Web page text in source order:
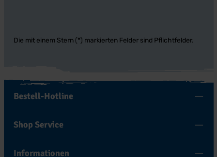
Die mit einem Stern (*) markierten Felder sind Pflichtfelder.
Bestell-Hotline
Shop Service
Informationen